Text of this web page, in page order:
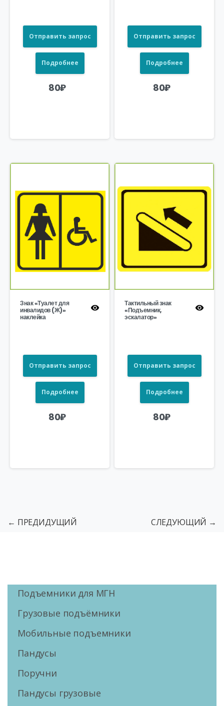
Отправить запрос
Подробнее
80₽
Отправить запрос
Подробнее
80₽
Знак «Туалет для
инвалидов (Ж)»
наклейка
Отправить запрос
Подробнее
80₽
Тактильный знак
«Подъемник,
эскалатор»
Отправить запрос
Подробнее
80₽
← ПРЕДИДУЩИЙ СЛЕДУЮЩИЙ →
Подъемники для МГН
Грузовые подъёмники
Мобильные подъемники
Пандусы
Поручни
Пандусы грузовые